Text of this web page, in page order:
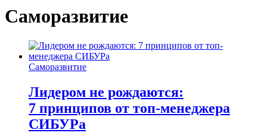
Саморазвитие
Саморазвитие
Лидером не рождаются:
7 принципов от топ-менеджера
СИБУРа